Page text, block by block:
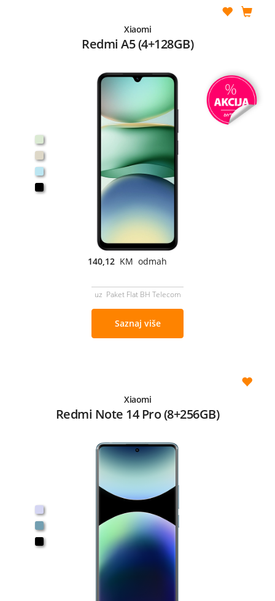
Xiaomi
Redmi A5 (4+128GB)
140,12 KM odmah
uz Paket Flat BH Telecom
Saznaj više
Xiaomi
Redmi Note 14 Pro (8+256GB)